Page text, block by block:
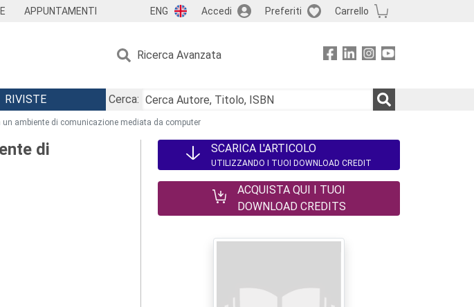
APPUNTAMENTI ENG Accedi Preferiti Carrello
Ricerca Avanzata
RIVISTE
Cerca:
ambiente di comunicazione mediata da computer
di
SCARICA L'ARTICOLO
UTILIZZANDO I TUOI DOWNLOAD CREDIT
ACQUISTA QUI I TUOI
DOWNLOAD CREDITS